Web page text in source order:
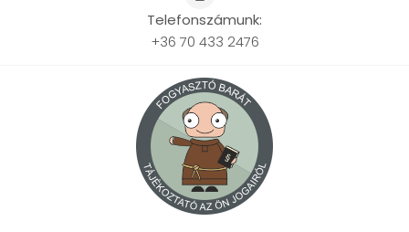
Telefonszámunk:
+36 70 433 2476